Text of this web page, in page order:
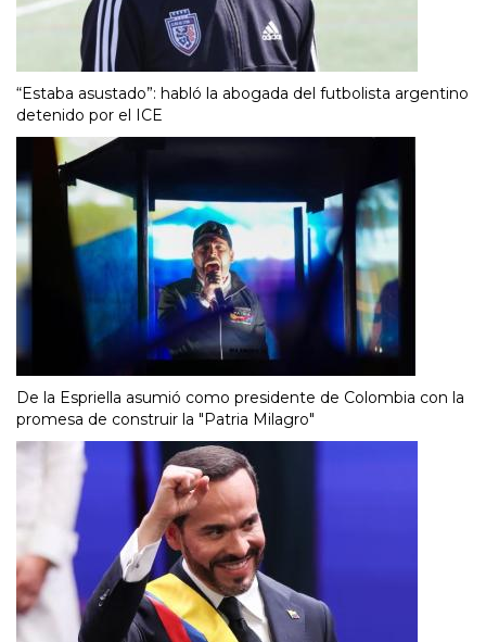
“Estaba asustado”: habló la abogada del futbolista argentino
detenido por el ICE
De la Espriella asumió como presidente de Colombia con la
promesa de construir la "Patria Milagro"